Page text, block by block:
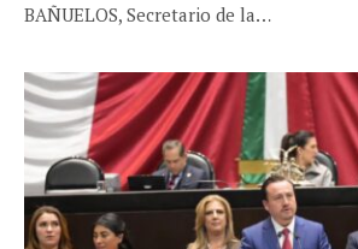
BAÑUELOS, Secretario de la…